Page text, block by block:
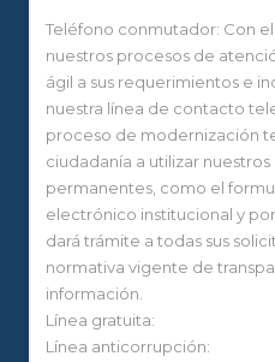
Teléfono conmutador: Con
nuestros procesos de
ágil a sus requerimientos e
nuestra línea de contacto
proceso de modernización
ciudadanía a utilizar
permanentes, como el
electrónico institucional y
dará trámite a todas sus
normativa vigente de
información.
Línea gratuita:
Línea anticorrupción: